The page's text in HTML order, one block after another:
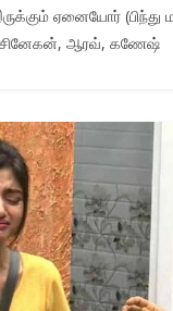
ஏனையோர் (பிந்து
சினேகன், ஆரவ், கணேஷ்